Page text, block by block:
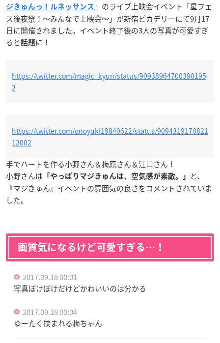
ジきゅんっ！ルネッサンス 』 のライブ上映会イベント「星フェ
ス後夜祭！〜みんなで上映会〜」が新宿ピカデリーにて9月17
日に開催されました。イベント終了後の3人の写真が可愛すぎ
ると話題に！
https://twitter.com/magic_kyun/status/90938964700390195
2
https://twitter.com/onoyuki19840622/status/9094319170821
12002
手でハートを作る小野さん＆梅原さん＆江口さん！
小野さんは 「やっぱりマジきゅんは、空気感が素敵。」
と、
『マジきゅん』イベントの雰囲気の良さをコメントされていま
した。
画質気になるけど可愛すぎる…！
2017.09.18 00:01
写真ぼけぼけだけどかわいいのは分かる
2017.09.18 00:04
ゆーたく挟まれる梅ちゃん